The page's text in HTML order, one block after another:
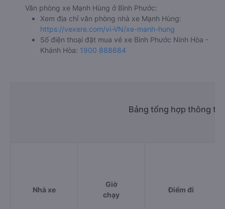
Văn phòng xe Mạnh Hùng ở Bình Phước:
Xem địa chỉ văn phòng nhà xe Mạnh Hùng:
https://vexere.com/vi-VN/xe-manh-hung
Số điện thoại đặt mua vé xe Bình Phước Ninh Hòa -
Khánh Hòa: 1900 888684
Bảng tổng hợp thông
Nhà xe
Giờ
chạy
Điểm đi